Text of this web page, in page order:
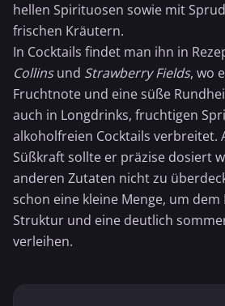
hellen Spirituosen sowie mit
frischen Kräutern.
In Cocktails findet man ihn in
Collinsund Strawberry Fields, wo
Fruchtnote und eine süße
auch in Longdrinks, fruchtigen
alkoholfreien Cocktails verbreitet.
Süßkraft sollte er präzise dosiert
anderen Zutaten nicht zu
schon eine kleine Menge, um
Struktur und eine deutlich
verleihen.